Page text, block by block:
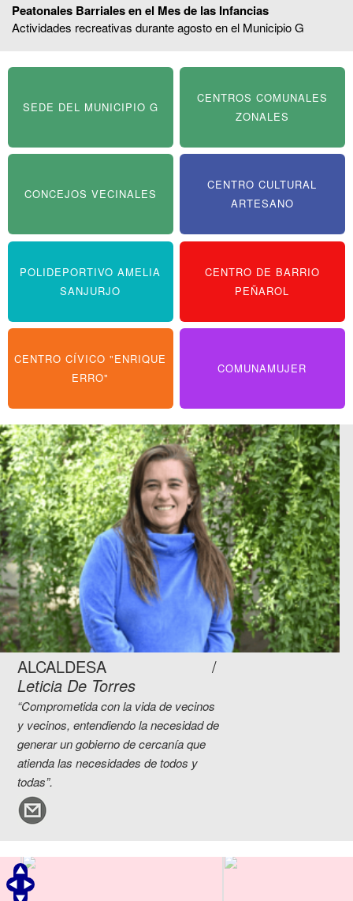
Peatonales Barriales en el Mes de las Infancias
Actividades recreativas durante agosto en el Municipio G
SEDE DEL MUNICIPIO G
CENTROS COMUNALES
ZONALES
CONCEJOS VECINALES
CENTRO CULTURAL
ARTESANO
POLIDEPORTIVO AMELIA
SANJURJO
CENTRO DE BARRIO
PEÑAROL
CENTRO CÍVICO "ENRIQUE
ERRO"
COMUNAMUJER
ALCALDESA
Leticia De Torres
“Comprometida con la vida de vecinos
y vecinos, entendiendo la necesidad de
generar un gobierno de cercanía que
atienda las necesidades de todos y
todas”.